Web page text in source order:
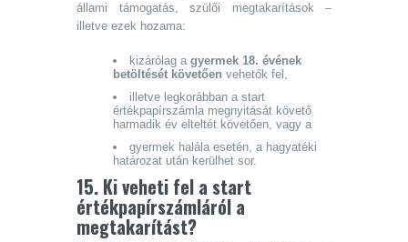
állami támogatás, szülői megtakarítások –
illetve ezek hozama:
kizárólag a gyermek 18. évének
betöltését követően vehetők fel,
illetve legkorábban a start
értékpapírszámla megnyitását követő
harmadik év elteltét követően, vagy a
gyermek halála esetén, a hagyatéki
határozat után kerülhet sor.
15. Ki veheti fel a start
értékpapírszámláról a
megtakarítást?